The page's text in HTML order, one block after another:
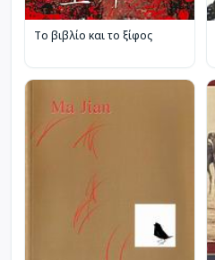
Το βιβλίο και το ξίφος